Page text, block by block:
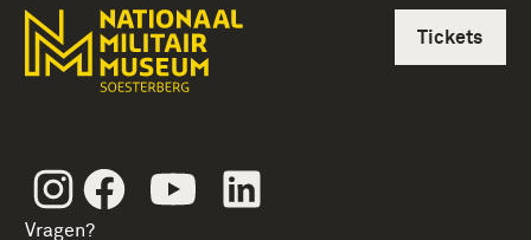
InstagramFacebookYoutube
Vragen?
Tickets